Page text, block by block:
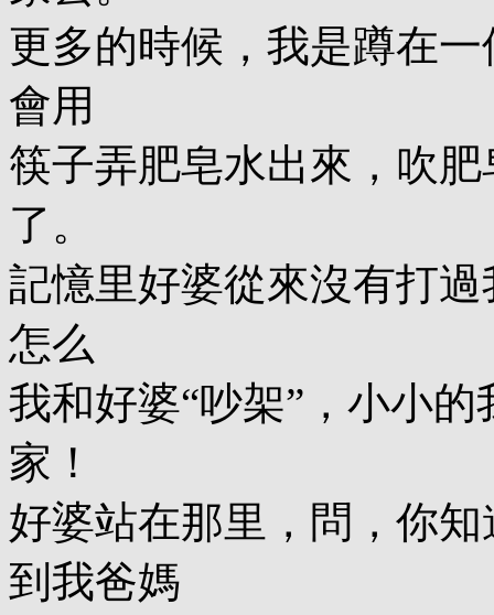
更多的時候，我是蹲在
會用
筷子弄肥皂水出來，吹
了。
記憶里好婆從來沒有打
怎么
我和好婆“吵架”，小小
家！
好婆站在那里，問，你
到我爸媽